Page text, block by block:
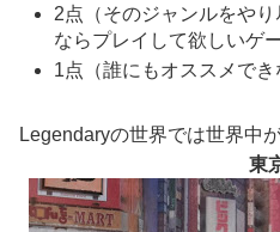
2点（そのジャンルをや
ならプレイして欲しいゲー
1点（誰にもオススメでき
Legendaryの世界では世界中
東